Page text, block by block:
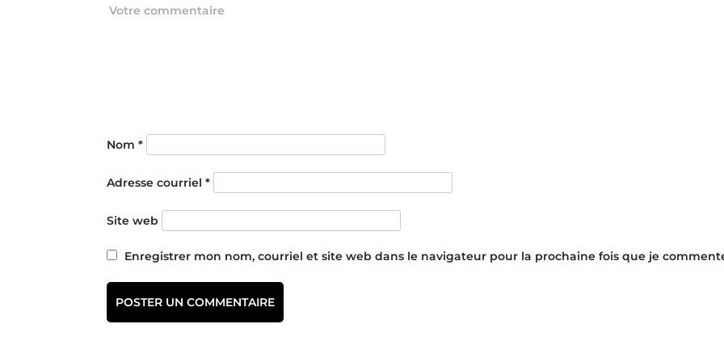
Nom *
Adresse courriel *
Site web
Enregistrer mon nom, courriel et site web dans le navigateur pour la prochaine fois que je